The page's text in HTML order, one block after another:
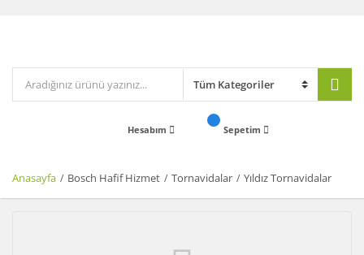
Hesabım Sepetim
Anasayfa Bosch Hafif Hizmet Tornavidalar Yıldız Tornavidalar